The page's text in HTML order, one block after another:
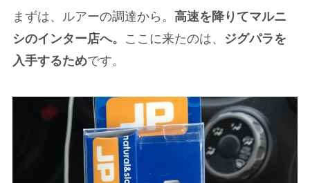
まずは、ルアーの調達から。 高速を降りてマルニ
シのインター店へ。
ここに来たのは、
ジグパラを
入手するためです。